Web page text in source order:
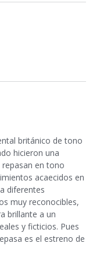
británico de tono
hicieron una
en tono
acaecidos en
diferentes
muy reconocibles,
brillante a un
y ficticios. Pues
es el estreno de